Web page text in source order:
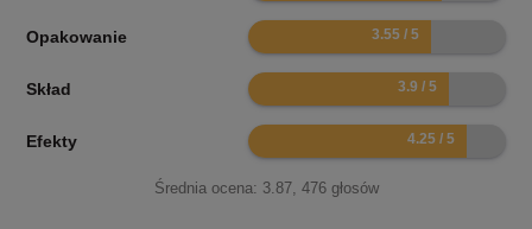
Opakowanie 7.1
Skład 7.8
Efekty 8.5
Średnia ocena: 3.87, 476głosów